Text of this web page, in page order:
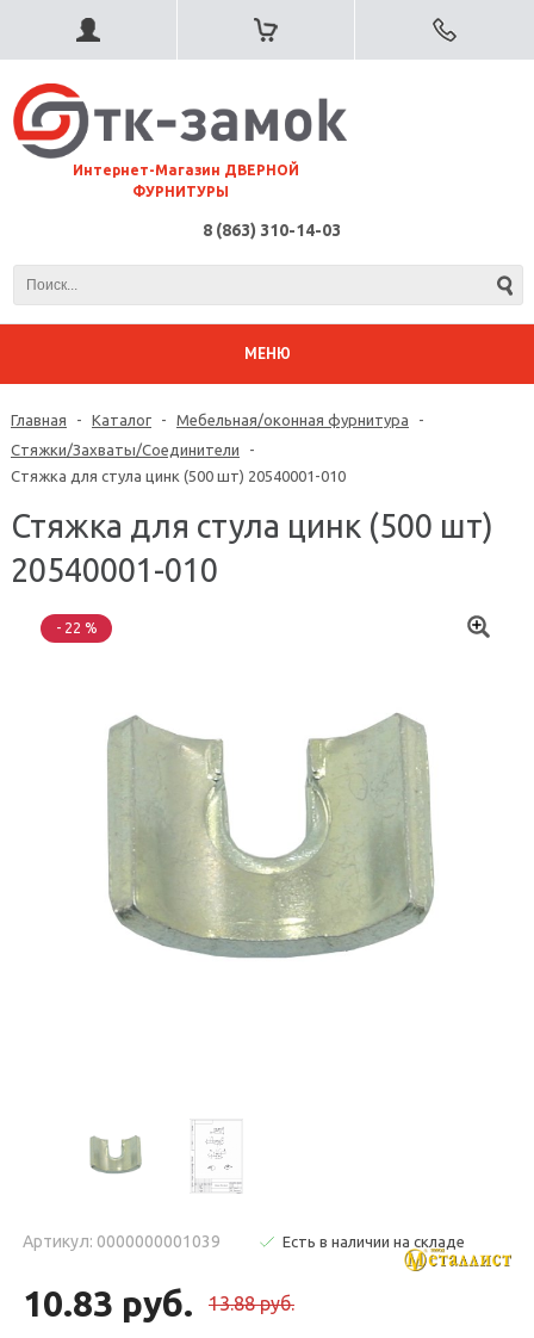
⠀Интернет-Магазин ДВЕРНОЙ
ФУРНИТУРЫ
8 (863) 310-14-03
МЕНЮ
Главная - Каталог - Мебельная/оконная фурнитура
-
Стяжки/Захваты/Соединители
-
Стяжка для стула цинк (500 шт) 20540001-010
Стяжка для стула цинк (500 шт)
20540001-010
- 22 %
Артикул: 0000000001039 Есть в наличии на складе
10.83 руб. 13.88 руб.